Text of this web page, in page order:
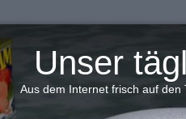
Unser
Aus dem Internet frisch auf den